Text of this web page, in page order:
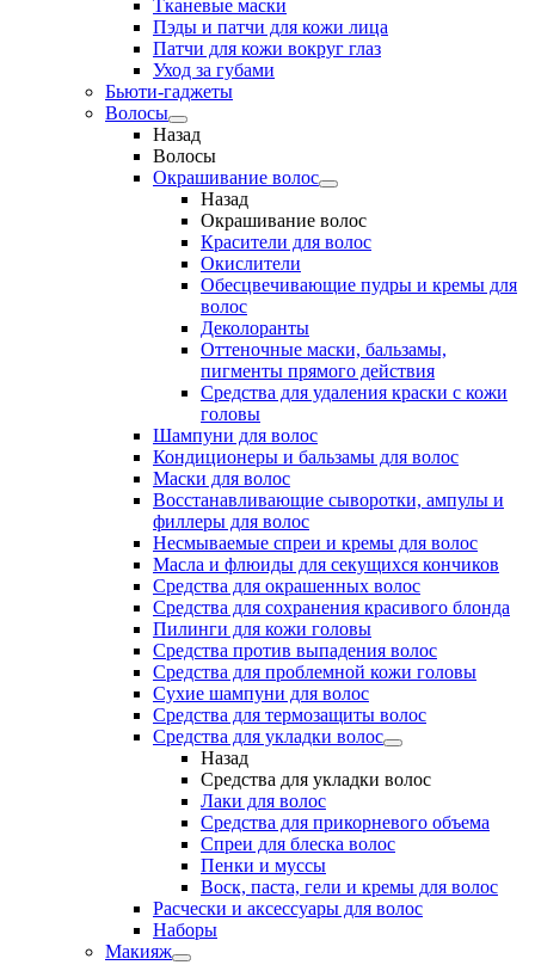
Тканевые маски
Пэды и патчи для кожи лица
Патчи для кожи вокруг глаз
Уход за губами
Бьюти-гаджеты
Волосы
Назад
Волосы
Окрашивание волос
Назад
Окрашивание волос
Красители для волос
Окислители
Обесцвечивающие пудры и кремы для
волос
Деколоранты
Оттеночные маски, бальзамы,
пигменты прямого действия
Средства для удаления краски с кожи
головы
Шампуни для волос
Кондиционеры и бальзамы для волос
Маски для волос
Восстанавливающие сыворотки, ампулы и
филлеры для волос
Несмываемые спреи и кремы для волос
Масла и флюиды для секущихся кончиков
Средства для окрашенных волос
Средства для сохранения красивого блонда
Пилинги для кожи головы
Средства против выпадения волос
Средства для проблемной кожи головы
Сухие шампуни для волос
Средства для термозащиты волос
Средства для укладки волос
Назад
Средства для укладки волос
Лаки для волос
Средства для прикорневого объема
Спреи для блеска волос
Пенки и муссы
Воск, паста, гели и кремы для волос
Расчески и аксессуары для волос
Наборы
Макияж